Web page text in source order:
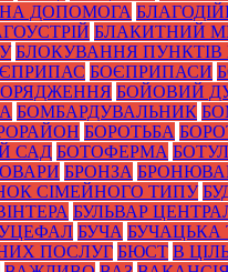
ДОПОМОГА
БЛАКИТНИЙ
БЛОКУВАННЯ
БОЄПРИПАСИ
БОЙОВИЙ
БОМБАРДУВАЛЬНИК
БОРОТЬБА
САД БОТОФЕРМА
БРОНЗА
СІМЕЙНОГО ТИПУ
БУЛЬВАР
БУЧА БУЧАЦЬКА
ПОСЛУГ БЮСТ В